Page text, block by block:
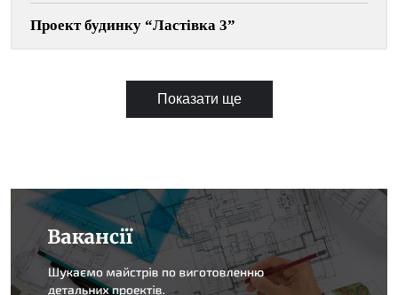
Проект будинку “Ластівка 3”
Показати ще